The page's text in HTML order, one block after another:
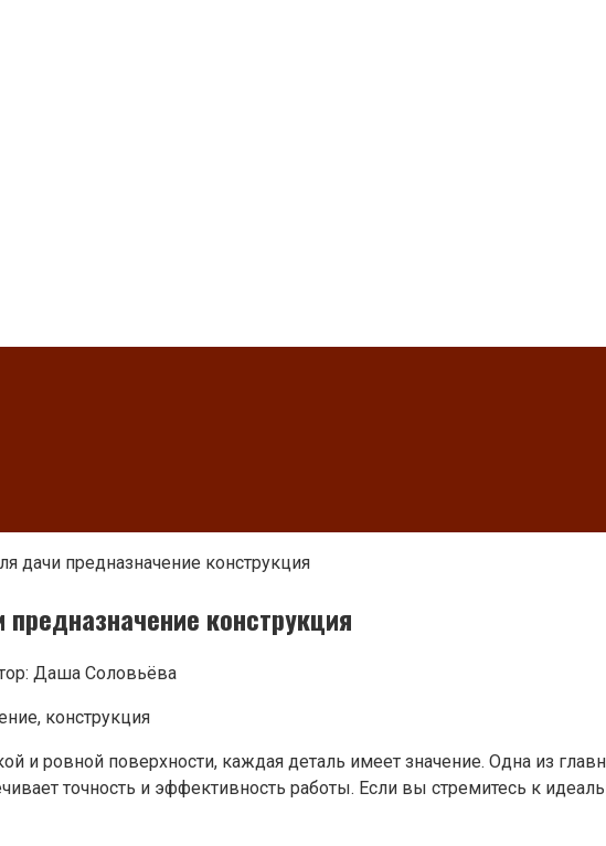
дачи предназначение конструкция
конструкция
Даша Соловьёва
конструкция
и ровной поверхности, каждая деталь имеет значение. Одна из
точность и эффективность работы. Если вы стремитесь к